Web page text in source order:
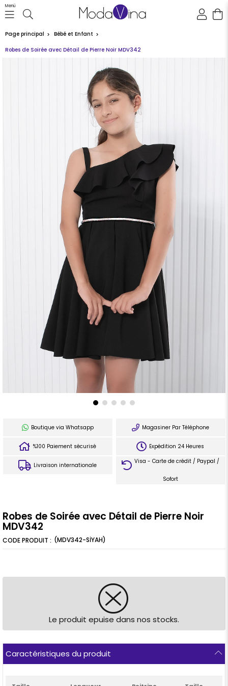
Menü
Page principal Bébé et Enfant
Robes de Soirée avec Détail de Pierre Noir MDV342
Boutique via Whatsapp Magasiner Par Téléphone
%100 Paiement sécurisé Expédition 24 Heures
Livraison internationale
Visa - Carte de crédit / Paypal /
Sofort
Robes de Soirée avec Détail de Pierre Noir
MDV342
(MDV342-SİYAH)
Le produit epuise dans nos stocks.
Caractéristiques du produit